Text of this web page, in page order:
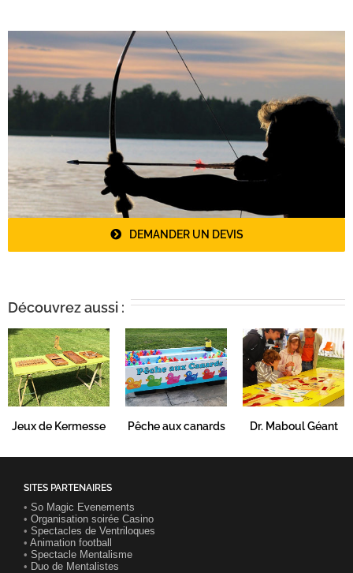
DEMANDER UN DEVIS
Découvrez aussi :
Jeux de Kermesse Pêche aux canards Dr. Maboul Géant
SITES PARTENAIRES
• So Magic Evenements
• Organisation soirée Casino
• Spectacles de Ventriloques
• Animation football
• Spectacle Mentalisme
• Duo de Mentalistes